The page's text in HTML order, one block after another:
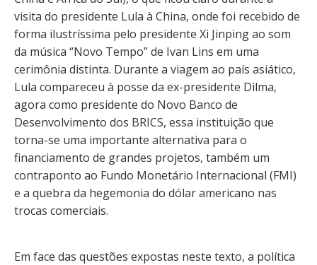
visita do presidente Lula à China, onde foi recebido de
forma ilustríssima pelo presidente Xi Jinping ao som
da música “Novo Tempo” de Ivan Lins em uma
cerimônia distinta. Durante a viagem ao país asiático,
Lula compareceu à posse da ex-presidente Dilma,
agora como presidente do Novo Banco de
Desenvolvimento dos BRICS, essa instituição que
torna-se uma importante alternativa para o
financiamento de grandes projetos, também um
contraponto ao Fundo Monetário Internacional (FMI)
e a quebra da hegemonia do dólar americano nas
trocas comerciais.
Em face das questões expostas neste texto, a política